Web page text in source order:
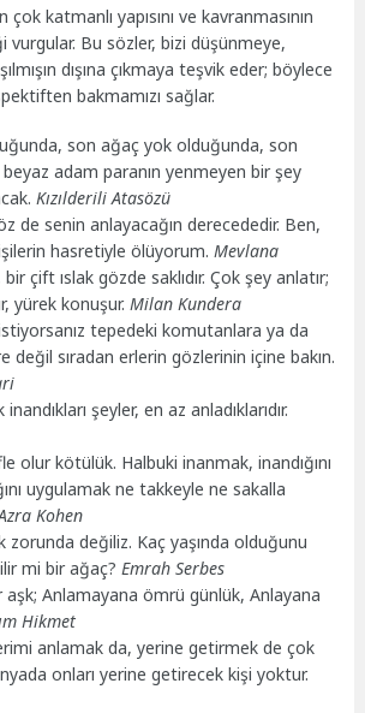
çok katmanlı yapısını ve kavranmasının
vurgular. Bu sözler, bizi düşünmeye,
dışına çıkmaya teşvik eder; böylece
bakmamızı sağlar.
son ağaç yok olduğunda, son
adam paranın yenmeyen bir şey
Kızılderili Atasözü
de senin anlayacağın derecededir. Ben,
hasretiyle ölüyorum. Mevlana
bir çift ıslak gözde saklıdır. Çok şey anlatır;
yürek konuşur. Milan Kundera
tepedeki komutanlara ya da
değil sıradan erlerin gözlerinin içine bakın.
şeyler, en az anladıklarıdır.
olur kötülük. Halbuki inanmak, inandığını
uygulamak ne takkeyle ne sakalla
Kohen
zorunda değiliz. Kaç yaşında olduğunu
mi bir ağaç? Emrah Serbes
aşk; Anlamayana ömrü günlük, Anlayana
Hikmet
anlamak da, yerine getirmek de çok
onları yerine getirecek kişi yoktur.